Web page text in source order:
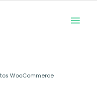
WooCommerce